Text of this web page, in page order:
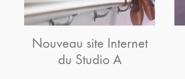
Nouveau site Internet
du Studio A